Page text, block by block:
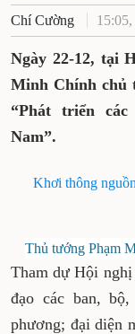
Chí Cường
Ngày 22-12, tại
Minh Chính chủ
“Phát triển
Nam”.
Khơi thông
Thủ tướng Phạm
Tham dự Hội
đạo các ban,
phương; đại diện